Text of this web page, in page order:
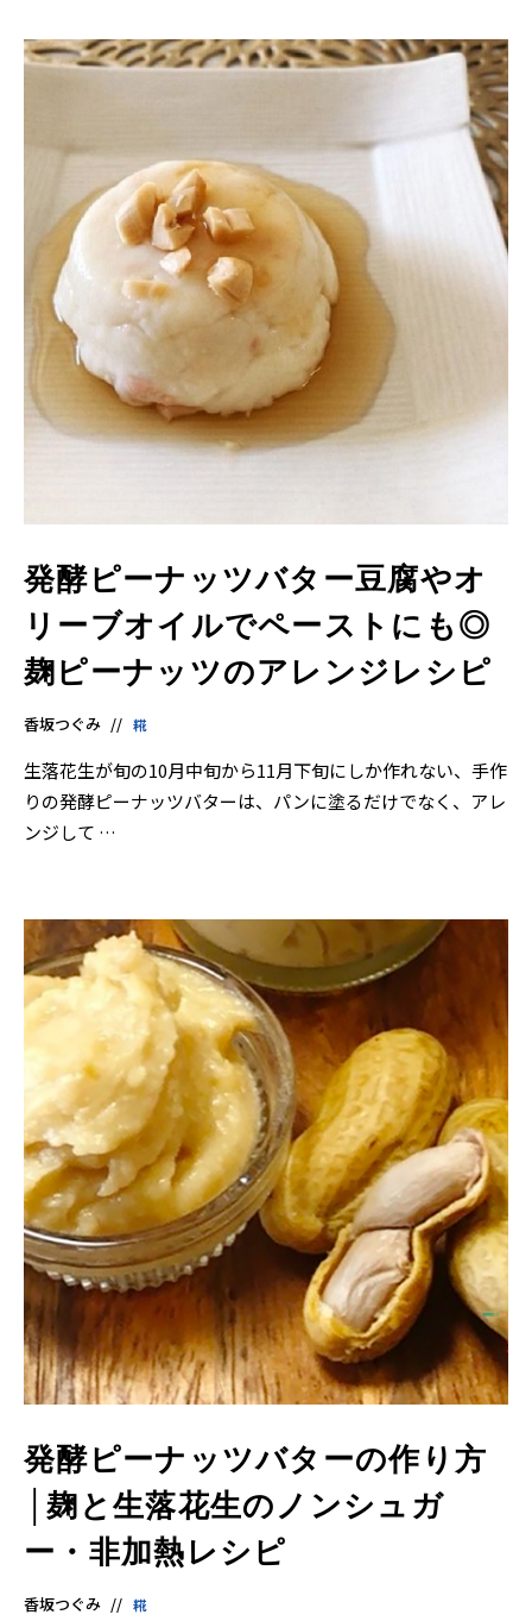
発酵ピーナッツバター豆腐やオ
リーブオイルでペーストにも◎
麹ピーナッツのアレンジレシピ
香坂つぐみ 糀
生落花生が旬の10月中旬から11月下旬にしか作れない、手作
りの発酵ピーナッツバターは、パンに塗るだけでなく、アレ
ンジして …
発酵ピーナッツバターの作り方
│麹と生落花生のノンシュガ
ー・非加熱レシピ
香坂つぐみ 糀